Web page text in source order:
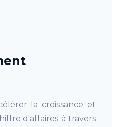
la croissance et
d'affaires à travers